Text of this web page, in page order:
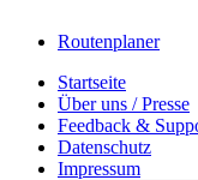
Routenplaner
Startseite
Über uns / Presse
Feedback &
Datenschutz
Impressum